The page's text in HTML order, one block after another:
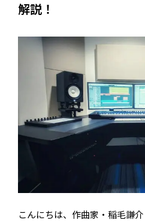
解説！
こんにちは、作曲家・稲毛謙